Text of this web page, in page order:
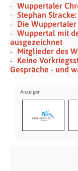
Wuppertaler
Stephan
Die Wuppertaler
Wuppertal mit
ausgezeichnet
Mitglieder des
Keine
Gespräche - und